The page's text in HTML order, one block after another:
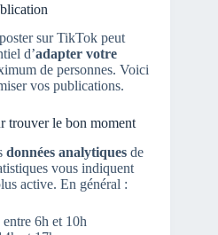
sur TikTok peut
d’adapter votre
de personnes. Voici
vos publications.
trouver le bon moment
données analytiques de
vous indiquent
active. En général :
6h et 10h